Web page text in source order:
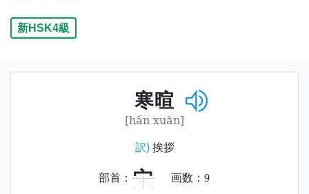
新HSK4級
寒暄
[hán xuān]
訳)挨拶
部首： 宀 画数： 9